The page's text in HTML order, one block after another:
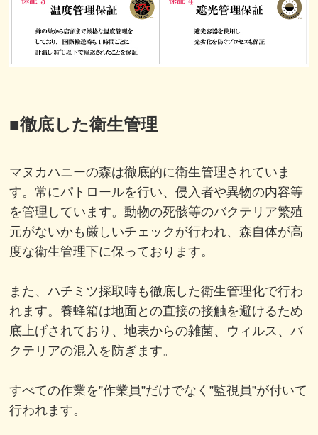
■徹底した衛生管理
マヌカハニーの森は徹底的に衛生管理されていま
す。常にパトロールを行い、侵入者や異物の内容等
を管理しています。動物の死骸等のバクテリア繁殖
元がないかも厳しいチェックが行われ、森自体が高
度な衛生管理下に保っております。
また、ハチミツ採取時も徹底した衛生管理化で行わ
れます。養蜂箱は地面との直接の接触を避けるため
底上げされており、地表からの雑菌、ウィルス、バ
クテリアの混入を防ぎます。
すべての作業を”作業員”だけでなく”監視員”が付いて
行われます。